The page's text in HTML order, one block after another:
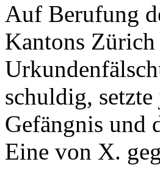
Auf Berufung
Kantons
schuldig,
Gefängnis und
Eine von X.